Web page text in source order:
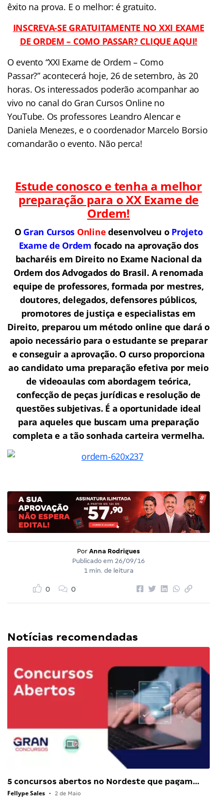
êxito na prova. E o melhor: é gratuito.
INSCREVA-SE GRATUITAMENTE NO XXI EXAME
DE ORDEM – COMO PASSAR? CLIQUE AQUI!
O evento “XXI Exame de Ordem – Como
Passar?” acontecerá hoje, 26 de setembro, às 20
horas. Os interessados poderão acompanhar ao
vivo no canal do Gran Cursos Online no
YouTube. Os professores Leandro Alencar e
Daniela Menezes, e o coordenador Marcelo Borsio
comandarão o evento. Não perca!
Estude conosco e tenha a melhor
preparação para oXX Exame de
Ordem!
O Gran Cursos Online desenvolveu o Projeto
Exame de Ordem focado na aprovação dos
bacharéis em Direito no Exame Nacional da
Ordem dos Advogados do Brasil. A renomada
equipe de professores, formada por mestres,
doutores, delegados, defensores públicos,
promotores de justiça e especialistas em
Direito, preparou um método online que dará o
apoio necessário para o estudante se preparar
e conseguir a aprovação. O curso proporciona
ao candidato uma preparação efetiva por meio
de videoaulas com abordagem teórica,
confecção de peças jurídicas e resolução de
questões subjetivas. É a oportunidade ideal
para aqueles que buscam uma preparação
completa e a tão sonhada carteira vermelha.
Por Anna Rodrigues
Publicado em 26/09/16
1 min. de leitura
0 0
Notícias recomendadas
5 concursos abertos no Nordeste que pagam…
Fellype Sales • 2 de Maio